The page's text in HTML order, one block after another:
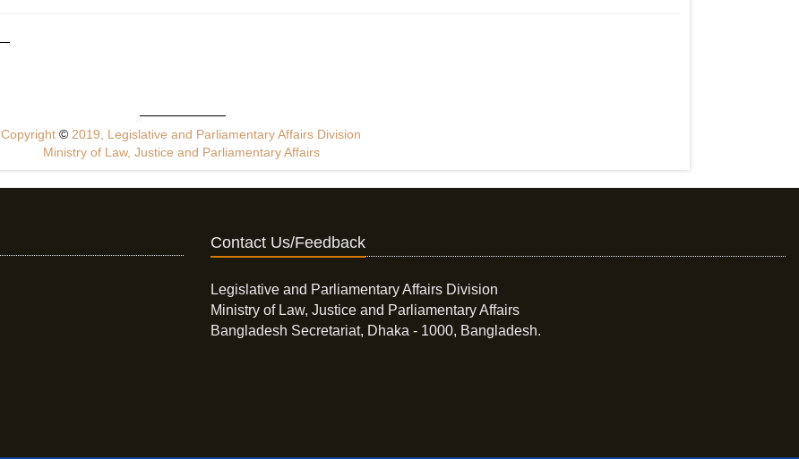
Copyright© 2019, Legislative and Parliamentary Affairs Division
Ministry of Law, Justice and Parliamentary Affairs
Contact Us/Feedback
Legislative and Parliamentary Affairs Division
Ministry of Law, Justice and Parliamentary Affairs
Bangladesh Secretariat, Dhaka - 1000, Bangladesh.